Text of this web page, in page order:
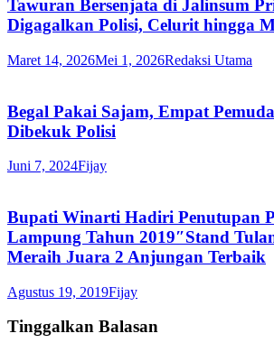
Tawuran Bersenjata di Jalinsum
Digagalkan Polisi, Celurit hingga
Maret 14, 2026Mei 1, 2026Redaksi Utama
Begal Pakai Sajam, Empat
Dibekuk Polisi
Juni 7, 2024Fijay
Bupati Winarti Hadiri Penutupan
Lampung Tahun 2019″Stand
Meraih Juara 2 Anjungan Terbaik
Agustus 19, 2019Fijay
Tinggalkan Balasan